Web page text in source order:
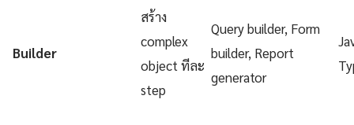
Builder
สร้าง
complex
object ทีละ
step
Query builder, Form
builder, Report
generator